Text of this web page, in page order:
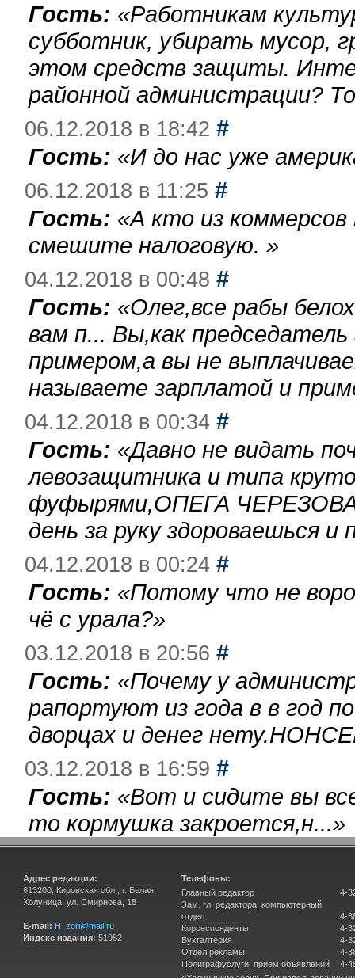
Гость: «Работникам
субботник, убирать мусор,
этом средств защиты.
районной администрации?
06.12.2018 в 18:42 #
Гость: «И до нас уже
06.12.2018 в 11:25 #
Гость: «А кто из
смешите налоговую. »
04.12.2018 в 00:48 #
Гость: «Олег,все рабы
вам п... Вы,как
примером,а вы не
называете зарплатой и
04.12.2018 в 00:34 #
Гость: «Давно не видать
левозащитника и типа
фуфырями,ОПЕГА
день за руку здороваешься
04.12.2018 в 00:24 #
Гость: «Потому что не
чё с урала?»
03.12.2018 в 20:56 #
Гость: «Почему у
рапортуют из года в в год
дворцах и денег
03.12.2018 в 16:59 #
Гость: «Вот и сидите вы
то кормушка закроется,н...»
Адрес редакции:
613200, Кировская обл., г. Белая
Холуница, ул. Смирнова, 18
E-mail: H_zori@mail.ru
Индекс издания: 51982
Телефоны:
Главный редактор
Зам. гл. редактора, компьютерный
отдел
Корреспонденты
Бухгалтерия
Отдел рекламы
Полиграфуслуги, прием объявлений
4-
4-
4-
4-
4-
4-